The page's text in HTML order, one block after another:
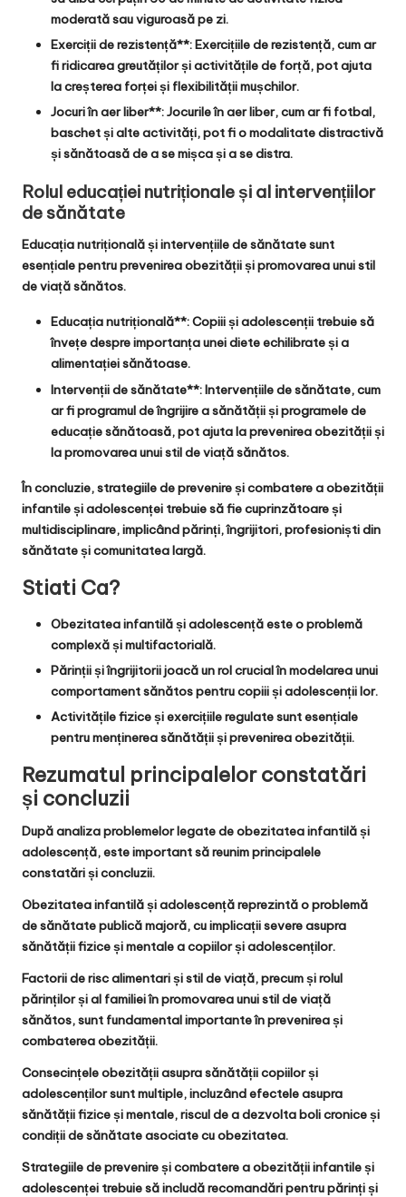
moderată sau viguroasă pe zi.
Exerciții de rezistență**: Exercițiile de rezistență, cum ar
fi ridicarea greutăților și activitățile de forță, pot ajuta
la creșterea forței și flexibilității mușchilor.
Jocuri în aer liber**: Jocurile în aer liber, cum ar fi fotbal,
baschet și alte activități, pot fi o modalitate distractivă
și sănătoasă de a se mișca și a se distra.
Rolul educației nutriționale și al intervențiilor
de sănătate
Educația nutrițională și intervențiile de sănătate sunt
esențiale pentru prevenirea obezității și promovarea unui stil
de viață sănătos.
Educația nutrițională**: Copiii și adolescenții trebuie să
învețe despre importanța unei diete echilibrate și a
alimentației sănătoase.
Intervenții de sănătate**: Intervențiile de sănătate, cum
ar fi programul de îngrijire a sănătății și programele de
educație sănătoasă, pot ajuta la prevenirea obezității și
la promovarea unui stil de viață sănătos.
În concluzie, strategiile de prevenire și combatere a obezității
infantile și adolescenței trebuie să fie cuprinzătoare și
multidisciplinare, implicând părinți, îngrijitori, profesioniști din
sănătate și comunitatea largă.
Stiati Ca?
Obezitatea infantilă și adolescență este o problemă
complexă și multifactorială.
Părinții și îngrijitorii joacă un rol crucial în modelarea unui
comportament sănătos pentru copiii și adolescenții lor.
Activitățile fizice și exercițiile regulate sunt esențiale
pentru menținerea sănătății și prevenirea obezității.
Rezumatul principalelor constatări
și concluzii
După analiza problemelor legate de obezitatea infantilă și
adolescență, este important să reunim principalele
constatări și concluzii.
Obezitatea infantilă și adolescență reprezintă o problemă
de sănătate publică majoră, cu implicații severe asupra
sănătății fizice și mentale a copiilor și adolescenților.
Factorii de risc alimentari și stil de viață, precum și rolul
părinților și al familiei în promovarea unui stil de viață
sănătos, sunt fundamental importante în prevenirea și
combaterea obezității.
Consecințele obezității asupra sănătății copiilor și
adolescenților sunt multiple, incluzând efectele asupra
sănătății fizice și mentale, riscul de a dezvolta boli cronice și
condiții de sănătate asociate cu obezitatea.
Strategiile de prevenire și combatere a obezității infantile și
adolescenței trebuie să includă recomandări pentru părinți și